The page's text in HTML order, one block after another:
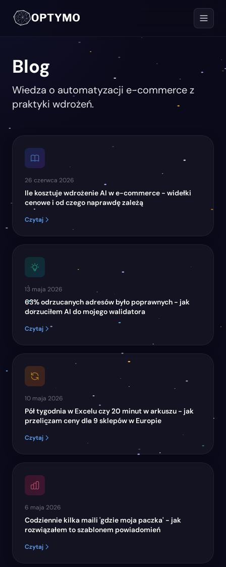
Blog
Wiedza o automatyzacji e-commerce z
praktyki wdrożeń.
26 czerwca 2026
Ile kosztuje wdrożenie AI w e-commerce - widełki
cenowe i od czego naprawdę zależą
Czytaj
13 maja 2026
63% odrzucanych adresów było poprawnych - jak
dorzuciłem AI do mojego walidatora
Czytaj
10 maja 2026
Pół tygodnia w Excelu czy 20 minut w arkuszu - jak
przeliczam ceny dla 9 sklepów w Europie
Czytaj
6 maja 2026
Codziennie kilka maili 'gdzie moja paczka' - jak
rozwiązałem to szablonem powiadomień
Czytaj